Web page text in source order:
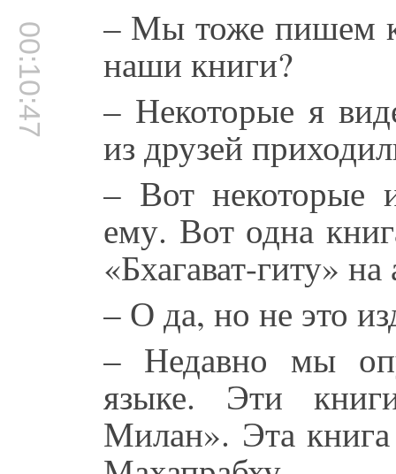
00:10:47 – Мы тоже пишем
наши книги?
– Некоторые я
из друзей
– Вот некоторые
ему. Вот одна
«Бхагават-гиту»
– О да, но не это
– Недавно мы
языке. Эти
Милан». Эта